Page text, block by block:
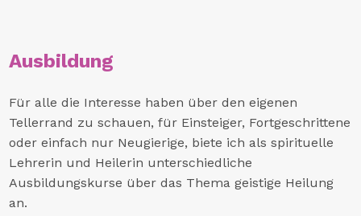
Ausbildung
Für alle die Interesse haben über den eigenen
Tellerrand zu schauen, für Einsteiger, Fortgeschrittene
oder einfach nur Neugierige, biete ich als spirituelle
Lehrerin und Heilerin unterschiedliche
Ausbildungskurse über das Thema geistige Heilung
an.